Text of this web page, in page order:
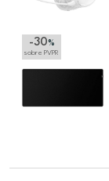
-30 %
sobre PVPR